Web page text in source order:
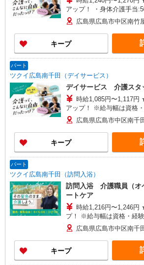
アップ！ ・身体介護手当
深夜手当:300円/時間 （
帯） ・ICT手当:2,000円/月
・ケア→ケアの移動時間も
特定事業所加算手当:60円/
経験等による
広島県広島市中区南
キープ
パート
ツクイ広島南千田（デイサービス）
デイサービス 介護スタ
時給1,085円〜1,117円 ★土日祝日は時給100円
アップ！ ※給与幅は資格
広島県広島市中区南千
キープ
パート
ツクイ広島南千田（訪問入浴）
訪問入浴 介護職員（
ートケア
時給1,216円〜1,246円 ★祝日は時給100円アッ
プ！ ※給与幅は資格・経
広島県広島市中区南千
キープ